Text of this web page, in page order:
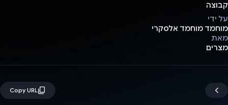
קבוצה
על ידי
מוחמד מוחמד אלסקרי
מאת
מצרים